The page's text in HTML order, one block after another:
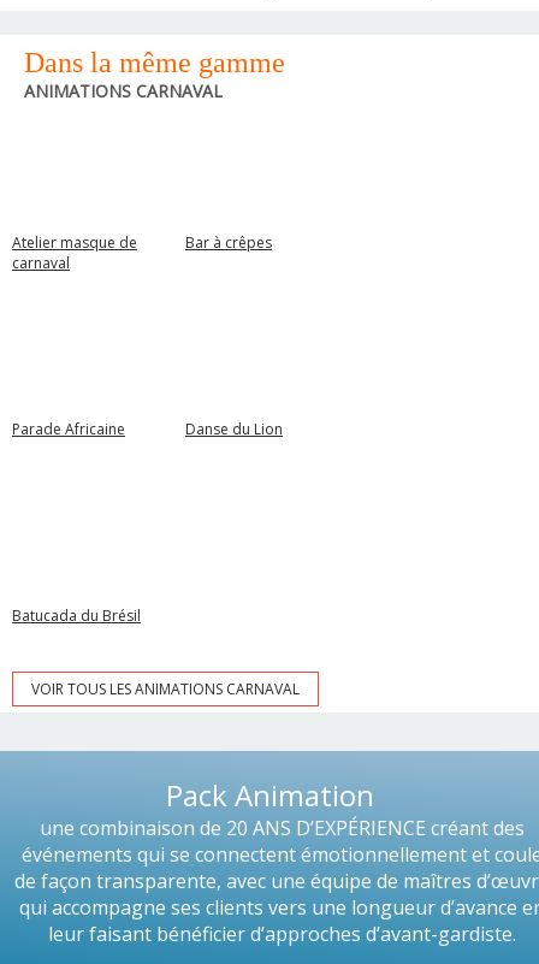
Dans la même gamme
ANIMATIONS CARNAVAL
Atelier masque de
carnaval
Bar à crêpes
Parade Africaine Danse du Lion
Batucada du Brésil
VOIR TOUS LES ANIMATIONS CARNAVAL
Pack Animation
une combinaison de 20 ANS D’EXPÉRIENCE créant des
événements qui se connectent émotionnellement et
de façon transparente, avec une équipe de maîtres
qui accompagne ses clients vers une longueur d’avance
leur faisant bénéficier d’approches d’avant-gardiste.